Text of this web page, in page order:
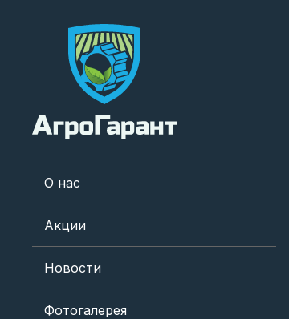
О нас
Акции
Новости
Фотогалерея